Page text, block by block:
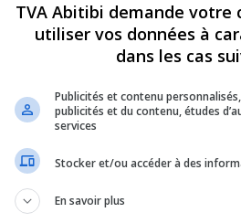
septembre
CPE, depuis des années, pour
2022, de fermer ses portes avec
sauver ces places et d’en rajouter
TVA Abitibi demande votre
utiliser vos données à
dans les cas
Publicités et contenu
publicités et du contenu, études
services
Stocker et/ou accéder à des
En savoir plus